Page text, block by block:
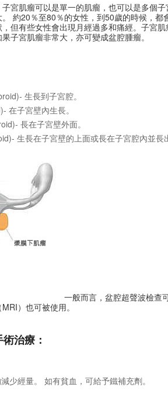
宮肌瘤可以是單一的肌瘤，也可以是多個
約20％至80％的女性，到50歲的時候，都
但有些女性會出現月經過多和痛經。子宮
子宮肌瘤非常大，亦可變成盆腔腫瘤。
生長到子宮腔。
在子宮壁內生長。
長在子宮壁外面。
生長在子宮壁的上面或長在子宮腔內並長
一般而言，盆腔超聲波檢查
）也可被使用。
治療：
少經量。 如有貧血，可給予鐵補充劑。